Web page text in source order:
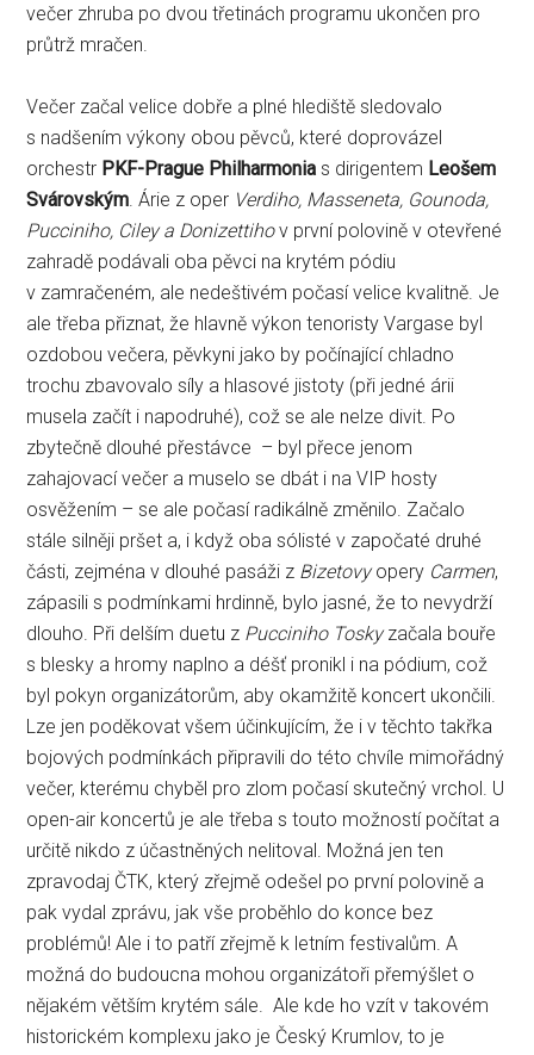
večer zhruba po dvou třetinách programu ukončen pro
průtrž mračen.
Večer začal velice dobře a plné hlediště sledovalo
s nadšením výkony obou pěvců, které doprovázel
orchestr PKF-Prague Philharmonia s dirigentem Leošem
Svárovským. Árie z oper Verdiho, Masseneta, Gounoda,
Pucciniho, Ciley a Donizettihov první polovině v otevřené
zahradě podávali oba pěvci na krytém pódiu
v zamračeném, ale nedeštivém počasí velice kvalitně. Je
ale třeba přiznat, že hlavně výkon tenoristy Vargase byl
ozdobou večera, pěvkyni jako by počínající chladno
trochu zbavovalo síly a hlasové jistoty (při jedné árii
musela začít i napodruhé), což se ale nelze divit. Po
zbytečně dlouhé přestávce – byl přece jenom
zahajovací večer a muselo se dbát i na VIP hosty
osvěžením – se ale počasí radikálně změnilo. Začalo
stále silněji pršet a, i když oba sólisté v započaté druhé
části, zejména v dlouhé pasáži z Bizetovyopery Carmen,
zápasili s podmínkami hrdinně, bylo jasné, že to nevydrží
dlouho. Při delším duetu z Pucciniho Toskyzačala bouře
s blesky a hromy naplno a déšť pronikl i na pódium, což
byl pokyn organizátorům, aby okamžitě koncert ukončili.
Lze jen poděkovat všem účinkujícím, že i v těchto takřka
bojových podmínkách připravili do této chvíle mimořádný
večer, kterému chyběl pro zlom počasí skutečný vrchol. U
open-air koncertů je ale třeba s touto možností počítat a
určitě nikdo z účastněných nelitoval. Možná jen ten
zpravodaj ČTK, který zřejmě odešel po první polovině a
pak vydal zprávu, jak vše proběhlo do konce bez
problémů! Ale i to patří zřejmě k letním festivalům. A
možná do budoucna mohou organizátoři přemýšlet o
nějakém větším krytém sále. Ale kde ho vzít v takovém
historickém komplexu jako je Český Krumlov, to je